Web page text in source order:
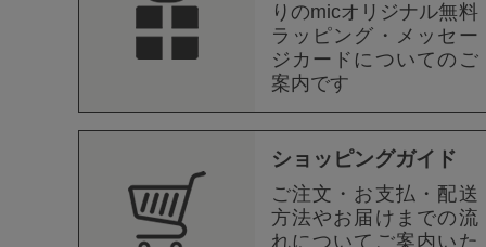
りのmicオリジナル無料
ラッピング・メッセー
ジカードについてのご
案内です
ショッピングガイド
ご注文・お支払・配送
方法やお届けまでの流
れについてご案内いた